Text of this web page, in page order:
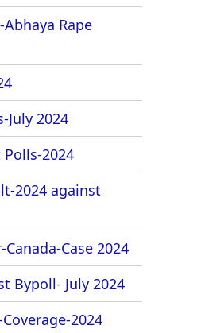
Rape
July 2024
2024
2024 against
Case 2024
Bypoll- July 2024
2024